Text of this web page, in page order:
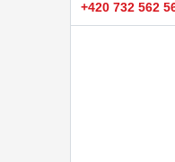
+420 732 562